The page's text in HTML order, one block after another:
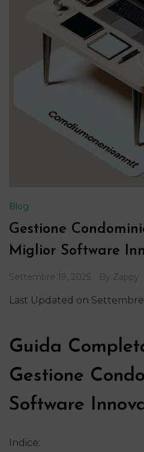
Blog
Gestione
Miglior Software
Settembre 19, 2025 By Zappy
Last Updated on
Guida
Gestione
Software
Indice: